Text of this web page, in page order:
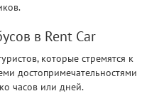
в Rent Car
которые стремятся к
достопримечательностями
часов или дней.